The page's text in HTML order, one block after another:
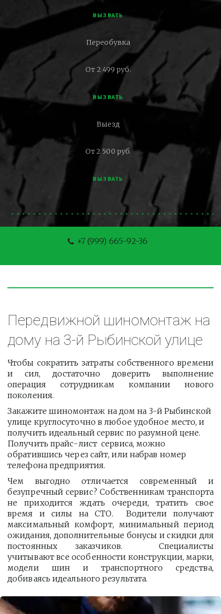
ВЫЗВАТЬ
Переобувка
От 2 499 руб.
ВЫЗВАТЬ
Выезд
От 2 500 руб.
ВЫЗВАТЬ
+7 (999) 665-92-36
Передвижной шиномонтаж на
дому на 3-й Рыбинской улице
Чтобы сократить затраты собственного времени
и сил, достаточно доверить выполнение
операция сотрудникам компании нового
поколения.
Закажите шиномонтаж на дом на 3-й Рыбинской
улице круглосуточно в любое удобное место, и
получить идеальный сервис по разумной цене.
Получить прайс-лист  сервиса, можно
обратившись через сайт, или набрав номер
телефона предприятия.
Чем выгодно отличается современный и
безупречный сервис? Собственникам транспорта
не приходится ждать очереди, тратить свое
время и силы на СТО. Водители получают
максимальный комфорт, минимальный период
ожидания, дополнительные бонусы и скидки для
постоянных заказчиков. Специалисты
учитывают все особенности конструкции, марки,
модели шин и транспортного средства,
добиваясь идеального результата.